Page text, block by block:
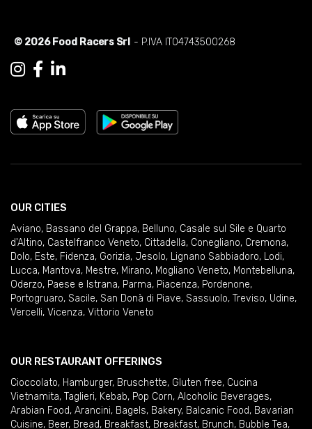
© 2026 Food Racers Srl - P.IVA IT04743500268
OUR CITIES
Aviano, Bassano del Grappa, Belluno, Casale sul Sile e Quarto
d'Altino, Castelfranco Veneto, Cittadella, Conegliano, Cremona,
Dolo, Este, Fidenza, Gorizia, Jesolo, Lignano Sabbiadoro, Lodi,
Lucca, Mantova, Mestre, Mirano, Mogliano Veneto, Montebelluna,
Oderzo, Paese e Istrana, Parma, Piacenza, Pordenone,
Portogruaro, Sacile, San Donà di Piave, Sassuolo, Treviso, Udine,
Vercelli, Vicenza, Vittorio Veneto
OUR RESTAURANT OFFERINGS
Cioccolato, Hamburger, Bruschette, Gluten free, Cucina
Vietnamita, Taglieri, Kebab, Pop Corn, Alcoholic Beverages,
Arabian Food, Arancini, Bagels, Bakery, Balcanic Food, Bavarian
Cuisine, Beer, Bread, Breakfast, Breakfast, Brunch, Bubble Tea,